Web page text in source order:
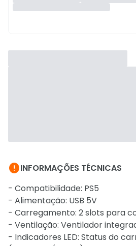
INFORMAÇÕES TÉCNICAS
- Compatibilidade: PS5
- Alimentação: USB 5V
- Carregamento: 2 slots para
- Ventilação: Ventilador
- Indicadores LED: Status do